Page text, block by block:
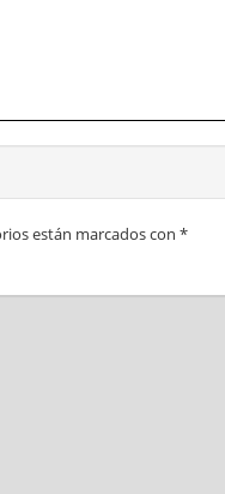
están marcados con *